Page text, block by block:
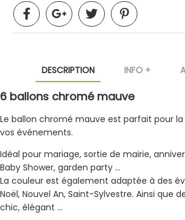
DESCRIPTION INFO +
6 ballons chromé mauve
Le ballon chromé mauve est parfait pour
vos événements.
Idéal pour mariage, sortie de mairie,
Baby Shower, garden party …
La couleur est également adaptée à des
Noël, Nouvel An, Saint-Sylvestre. Ainsi que
chic, élégant …